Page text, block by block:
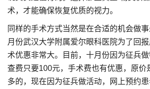
术，才能确保恢复优质的视力。
同样的手术方式当然是在合适的机会做
月份武汉大学附属爱尔眼科医院为了回
术优惠非常大。目前，十月份因为征兵
查费只要100元，手术费也有优惠，原价
多的，现在因为征兵做活动，网上预约